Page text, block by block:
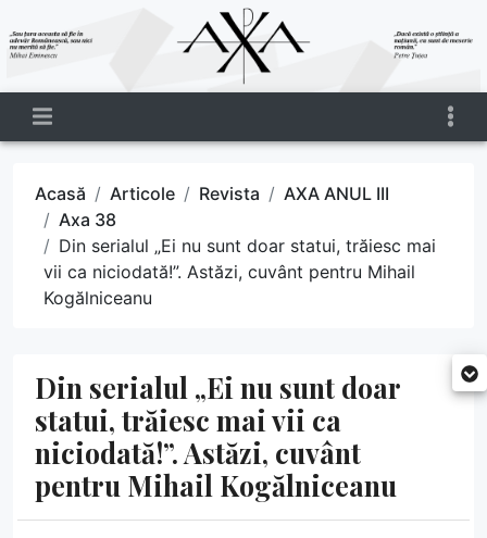
Acasă Articole Revista
AXA ANUL III
Axa 38
Din serialul „Ei nu sunt doar statui, trăiesc mai
vii ca niciodată!”. Astăzi, cuvânt pentru Mihail
Kogălniceanu
Din serialul „Ei nu sunt doar
statui, trăiesc mai vii ca
niciodată!”. Astăzi, cuvânt
pentru Mihail Kogălniceanu